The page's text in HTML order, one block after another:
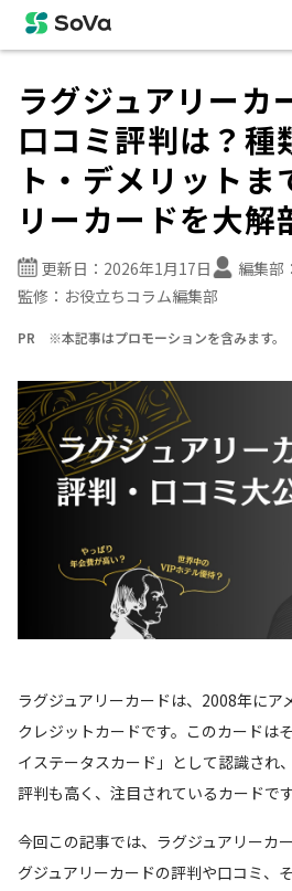
ラグジュアリーカ
口コミ評判は？種
ト・デメリットま
リーカードを大解
更新日： 2026年1月17日 編集部：
監修： お役立ちコラム編集部
PR ※本記事はプロモーションを含みます。
ラグジュアリーカードは、2008年にア
クレジットカードです。このカードは
イステータスカード」として認識され
評判も高く、注目されているカードです
今回この記事では、ラグジュアリーカ
グジュアリーカードの評判や口コミ、